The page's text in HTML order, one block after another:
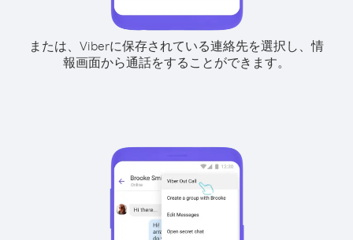
または、Viberに保存されている連絡先を選択し、情
報画面から通話をすることができます。